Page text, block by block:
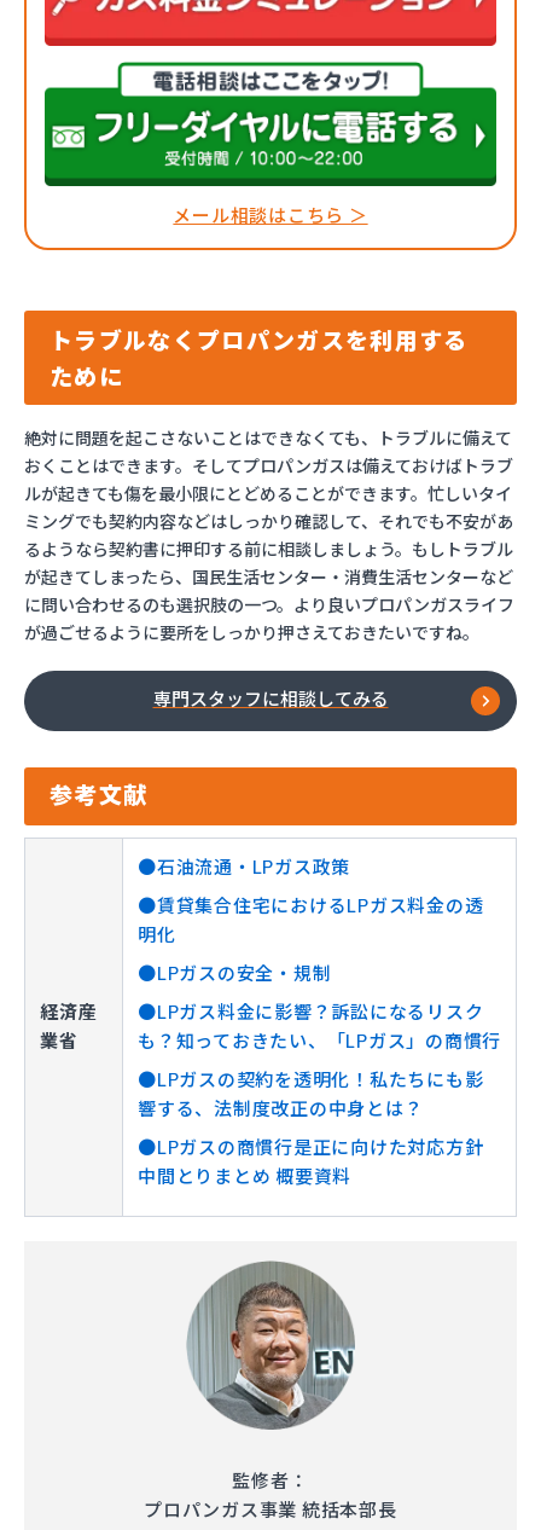
メール相談はこちら ＞
トラブルなくプロパンガスを利用する
ために
絶対に問題を起こさないことはできなくても、トラブルに備えて
おくことはできます。そしてプロパンガスは備えておけばトラブ
ルが起きても傷を最小限にとどめることができます。忙しいタイ
ミングでも契約内容などはしっかり確認して、それでも不安があ
るようなら契約書に押印する前に相談しましょう。もしトラブル
が起きてしまったら、国民生活センター・消費生活センターなど
に問い合わせるのも選択肢の一つ。より良いプロパンガスライフ
が過ごせるように要所をしっかり押さえておきたいですね。
専門スタッフに相談してみる
参考文献
経済産
業省
●石油流通・LPガス政策
●賃貸集合住宅におけるLPガス料金の透
明化
●LPガスの安全・規制
●LPガス料金に影響？訴訟になるリスク
も？知っておきたい、「LPガス」の商慣行
●LPガスの契約を透明化！私たちにも影
響する、法制度改正の中身とは？
●LPガスの商慣行是正に向けた対応方針
中間とりまとめ 概要資料
監修者：
プロパンガス事業 統括本部長